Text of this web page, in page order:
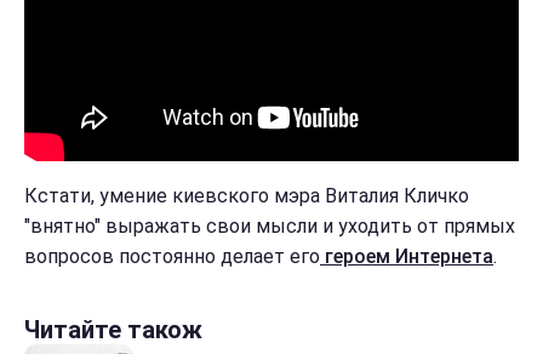
Кстати, умение киевского мэра Виталия Кличко
"внятно" выражать свои мысли и уходить от прямых
вопросов постоянно делает его героем Интернета.
Читайте також